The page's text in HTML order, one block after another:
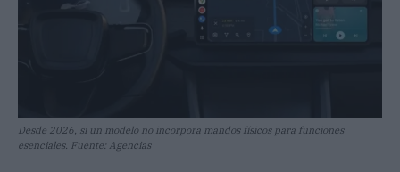
Desde 2026, si un modelo no incorpora mandos físicos para funciones
esenciales. Fuente: Agencias